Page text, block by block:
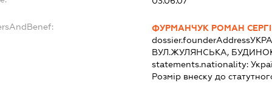
ФУРМАНЧУК РОМАН
dossier.founderAddress
ВУЛ.ЖУЛЯНСЬКА,
statements.nationality:
Розмір внеску до